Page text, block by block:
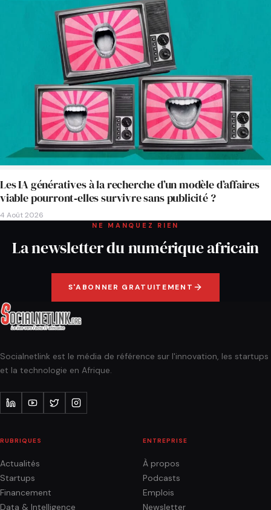
Les IA génératives à la recherche d’un modèle d’affaires
viable pourront‑elles survivre sans publicité ?
4 Août 2026
NE MANQUEZ RIEN
La newsletter du numérique africain
S'ABONNER GRATUITEMENT
Socialnetlink est le média de référence sur l'innovation, les startups
et la technologie en Afrique.
RUBRIQUES
Actualités
Startups
Financement
Data & Intelligence
ENTREPRISE
À propos
Podcasts
Emplois
Newsletter